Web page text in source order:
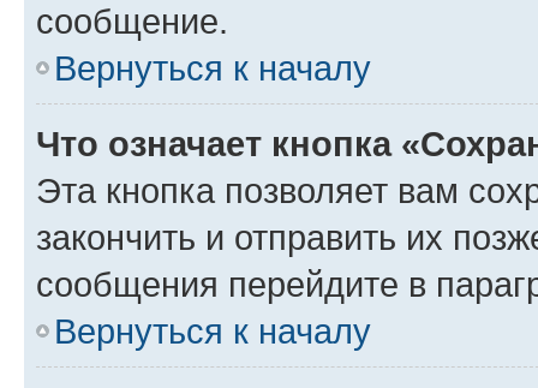
сообщение.
Вернуться к началу
Что означает кнопка
Эта кнопка позволяет вам
закончить и отправить их
сообщения перейдите в
Вернуться к началу